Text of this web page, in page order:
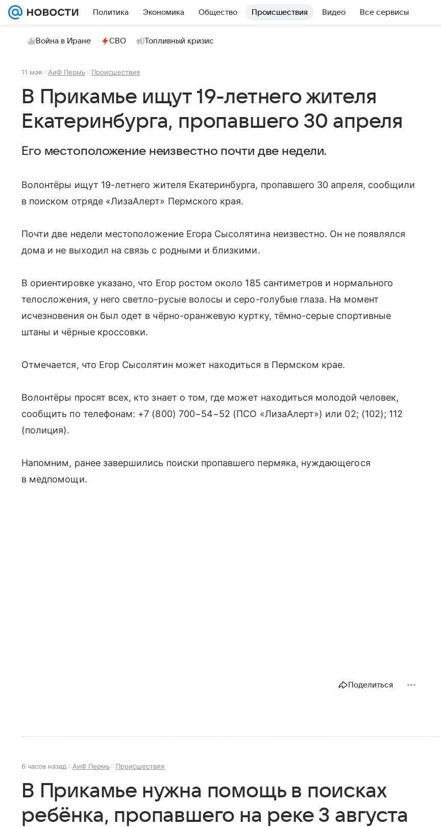
Политика Экономика Общество Происшествия Видео Все сервисы
Война в Иране СВО Топливный кризис
11 мая АиФ Пермь Происшествия
В Прикамье ищут 19-летнего жителя
Екатеринбурга, пропавшего 30 апреля
Его местоположение неизвестно почти две недели.
Волонтёры ищут 19-летнего жителя Екатеринбурга, пропавшего 30 апреля, сообщили
в поиском отряде «ЛизаАлерт» Пермского края.
Почти две недели местоположение Егора Сысолятина неизвестно. Он не появлялся
дома и не выходил на связь с родными и близкими.
В ориентировке указано, что Егор ростом около 185 сантиметров и нормального
телосложения, у него светло-русые волосы и серо-голубые глаза. На момент
исчезновения он был одет в чёрно-оранжевую куртку, тёмно-серые спортивные
штаны и чёрные кроссовки.
Отмечается, что Егор Сысолятин может находиться в Пермском крае.
Волонтёры просят всех, кто знает о том, где может находиться молодой человек,
сообщить по телефонам: +7 (800) 700−54−52 (ПСО «ЛизаАлерт») или 02; (102); 112
(полиция).
Напомним, ранее завершились поиски пропавшего пермяка, нуждающегося
в медпомощи.
Поделиться
6 часов назад АиФ Пермь Происшествия
В Прикамье нужна помощь в поисках
ребёнка, пропавшего на реке 3 августа